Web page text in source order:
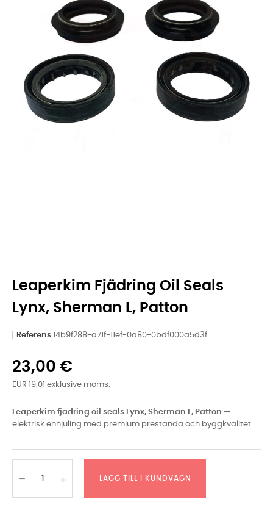
Leaperkim Fjädring Oil Seals
Lynx, Sherman L, Patton
Referens 14b9f288-a71f-11ef-0a80-0bdf000a5d3f
23,00 €
EUR 19.01 exklusive moms.
Leaperkim fjädring oil seals Lynx, Sherman L, Patton —
elektrisk enhjuling med premium prestanda och byggkvalitet.
LÄGG TILL I KUNDVAGN